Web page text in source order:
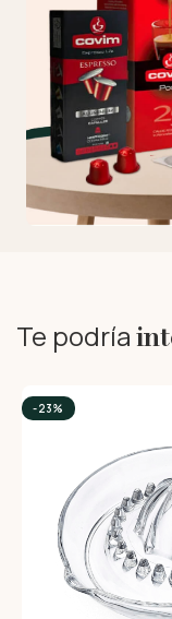
Te podría
-23%